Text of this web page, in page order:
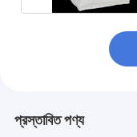
প্রস্তাবিত পণ্য